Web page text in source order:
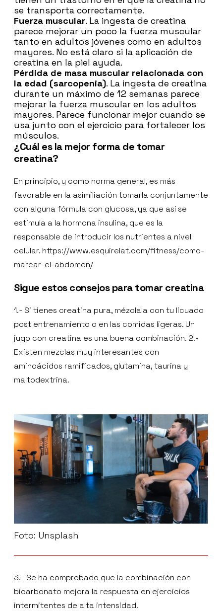
se transporta correctamente.
Fuerza muscular. La ingesta de creatina
parece mejorar un poco la fuerza muscular
tanto en adultos jóvenes como en adultos
mayores. No está claro si la aplicación de
creatina en la piel ayuda.
Pérdida de masa muscular relacionada con
la edad (sarcopenia). La ingesta de creatina
durante un máximo de 12 semanas parece
mejorar la fuerza muscular en los adultos
mayores. Parece funcionar mejor cuando se
usa junto con el ejercicio para fortalecer los
músculos.
¿Cuál es la mejor forma de tomar
creatina?
En principio, y como norma general, es más
favorable en la asimiliación tomarla conjuntamente
con alguna fórmula con glucosa, ya que así se
estimula a la hormona insulina, que es la
responsable de introducir los nutrientes a nivel
celular. https://www.esquirelat.com/fitness/como-
marcar-el-abdomen/
Sigue estos consejos para tomar creatina
1.- Si tienes creatina pura, mézclala con tu licuado
post entrenamiento o en las comidas ligeras. Un
jugo con creatina es una buena combinación. 2.-
Existen mezclas muy interesantes con
aminoácidos ramificados, glutamina, taurina y
maltodextrina.
Foto: Unsplash
3.- Se ha comprobado que la combinación con
bicarbonato mejora la respuesta en ejercicios
intermitentes de alta intensidad.